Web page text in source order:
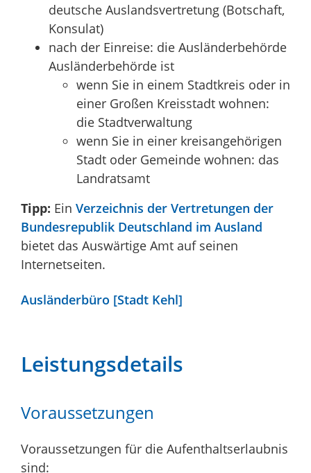
deutsche Auslandsvertretung (Botschaft,
Konsulat)
nach der Einreise: die Ausländerbehörde
Ausländerbehörde ist
wenn Sie in einem Stadtkreis oder in
einer Großen Kreisstadt wohnen:
die Stadtverwaltung
wenn Sie in einer kreisangehörigen
Stadt oder Gemeinde wohnen: das
Landratsamt
Tipp: Ein Verzeichnis der Vertretungen der
Bundesrepublik Deutschland im Ausland
bietet das Auswärtige Amt auf seinen
Internetseiten.
Ausländerbüro [Stadt Kehl]
Leistungsdetails
Voraussetzungen
Voraussetzungen für die Aufenthaltserlaubnis
sind: